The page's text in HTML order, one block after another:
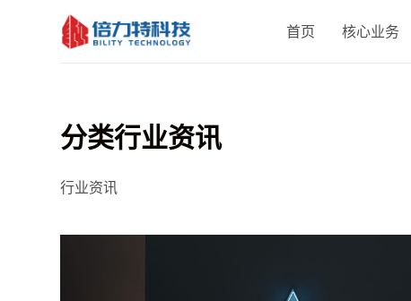
首页 核心业务
分类行业资讯
行业资讯